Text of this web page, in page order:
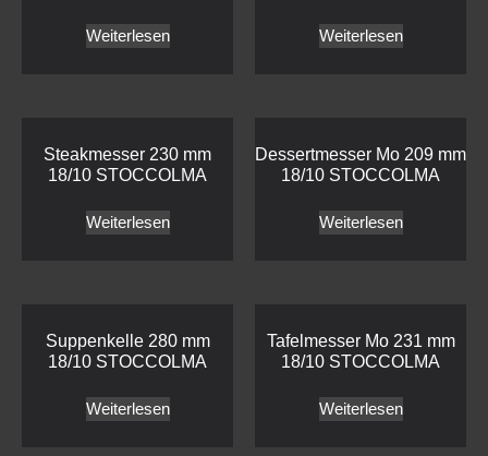
Weiterlesen Weiterlesen
Steakmesser 230 mm
18/10 STOCCOLMA
Weiterlesen
Dessertmesser Mo 209 mm
18/10 STOCCOLMA
Weiterlesen
Suppenkelle 280 mm
18/10 STOCCOLMA
Weiterlesen
Tafelmesser Mo 231 mm
18/10 STOCCOLMA
Weiterlesen